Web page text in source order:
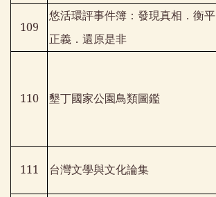
109
悠活環評事件簿：發現真相．衡平
正義．還原是非
110 墾丁國家公園鳥類圖鑑
111 台灣文學與文化論集